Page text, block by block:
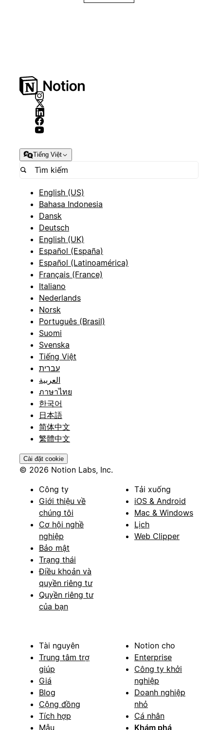
Tiếng Việt
English (US)
Bahasa Indonesia
Dansk
Deutsch
English (UK)
Español (España)
Español (Latinoamérica)
Français (France)
Italiano
Nederlands
Norsk
Português (Brasil)
Suomi
Svenska
Tiếng Việt
עברית
العربية
ภาษาไทย
한국어
日本語
简体中文
繁體中文
Cài đặt cookie
© 2026 Notion Labs, Inc.
Công ty
Giới thiệu về
chúng tôi
Cơ hội nghề
nghiệp
Bảo mật
Trạng thái
Điều khoản và
quyền riêng tư
Quyền riêng tư
của bạn
Tải xuống
iOS & Android
Mac & Windows
Lịch
Web Clipper
Tài nguyên
Trung tâm trợ
giúp
Giá
Blog
Cộng đồng
Tích hợp
Mẫu
Notion cho
Enterprise
Công ty khởi
nghiệp
Doanh nghiệp
nhỏ
Cá nhân
Khám phá